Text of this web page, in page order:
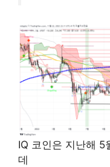
IQ 코인은 지난해 5
데